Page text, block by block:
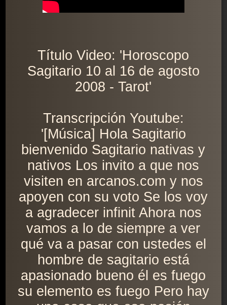
Título Video: 'Horoscopo
Sagitario 10 al 16 de agosto
2008 - Tarot'
Transcripción Youtube:
'[Música] Hola Sagitario
bienvenido Sagitario nativas y
nativos Los invito a que nos
visiten en arcanos.com y nos
apoyen con su voto Se los voy
a agradecer infinit Ahora nos
vamos a lo de siempre a ver
qué va a pasar con ustedes el
hombre de sagitario está
apasionado bueno él es fuego
su elemento es fuego Pero hay